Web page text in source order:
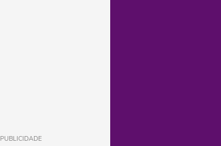
PUBLICIDADE